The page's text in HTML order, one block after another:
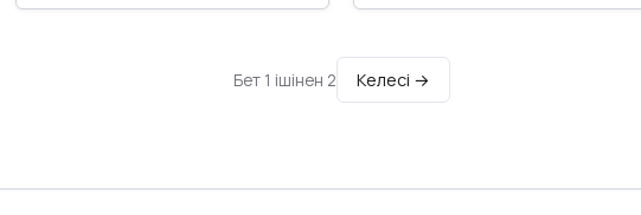
Бет 1 ішінен 2 Келесі →